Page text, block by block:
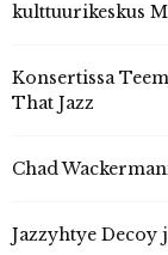
kulttuurikeskus
Konsertissa
That Jazz
Chad
Jazzyhtye Decoy